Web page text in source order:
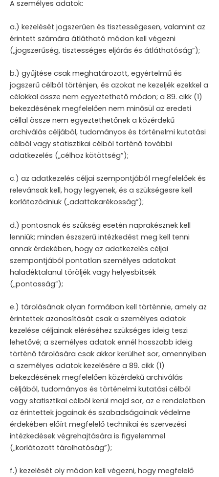
A személyes adatok:
a.) kezelését jogszerűen és tisztességesen, valamint az
érintett számára átlátható módon kell végezni
(„jogszerűség, tisztességes eljárás és átláthatóság”);
b.) gyűjtése csak meghatározott, egyértelmű és
jogszerű célból történjen, és azokat ne kezeljék ezekkel a
célokkal össze nem egyeztethető módon; a 89. cikk (1)
bekezdésének megfelelően nem minősül az eredeti
céllal össze nem egyeztethetőnek a közérdekű
archiválás céljából, tudományos és történelmi kutatási
célból vagy statisztikai célból történő további
adatkezelés („célhoz kötöttség”);
c.) az adatkezelés céljai szempontjából megfelelőek és
relevánsak kell, hogy legyenek, és a szükségesre kell
korlátozódniuk („adattakarékosság”);
d.) pontosnak és szükség esetén naprakésznek kell
lenniük; minden észszerű intézkedést meg kell tenni
annak érdekében, hogy az adatkezelés céljai
szempontjából pontatlan személyes adatokat
haladéktalanul töröljék vagy helyesbítsék
(„pontosság”);
e.) tárolásának olyan formában kell történnie, amely az
érintettek azonosítását csak a személyes adatok
kezelése céljainak eléréséhez szükséges ideig teszi
lehetővé; a személyes adatok ennél hosszabb ideig
történő tárolására csak akkor kerülhet sor, amennyiben
a személyes adatok kezelésére a 89. cikk (1)
bekezdésének megfelelően közérdekű archiválás
céljából, tudományos és történelmi kutatási célból
vagy statisztikai célból kerül majd sor, az e rendeletben
az érintettek jogainak és szabadságainak védelme
érdekében előírt megfelelő technikai és szervezési
intézkedések végrehajtására is figyelemmel
(„korlátozott tárolhatóság”);
f.) kezelését oly módon kell végezni, hogy megfelelő